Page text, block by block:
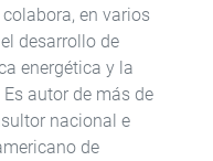
en varios
desarrollo de
energética y la
autor de más de
nacional e
de